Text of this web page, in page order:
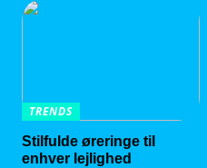
TRENDS
Stilfulde øreringe til
enhver lejlighed